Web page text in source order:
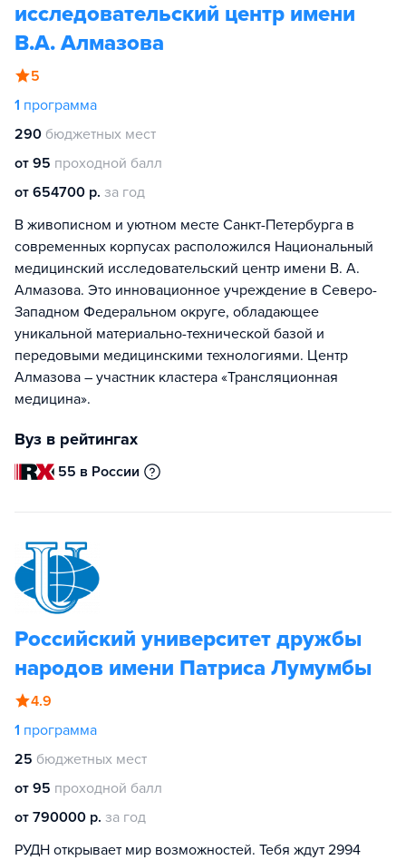
исследовательский центр имени
В.А. Алмазова
5
1 программа
290 бюджетных мест
от 95 проходной балл
от 654700 р. за год
В живописном и уютном месте Санкт-Петербурга в
современных корпусах расположился Национальный
медицинский исследовательский центр имени В. А.
Алмазова. Это инновационное учреждение в Северо-
Западном Федеральном округе, обладающее
уникальной материально-технической базой и
передовыми медицинскими технологиями. Центр
Алмазова – участник кластера «Трансляционная
медицина».
Вуз в рейтингах
55 в России
Российский университет дружбы
народов имени Патриса Лумумбы
4.9
1 программа
25 бюджетных мест
от 95 проходной балл
от 790000 р. за год
РУДН открывает мир возможностей. Тебя ждут 2994